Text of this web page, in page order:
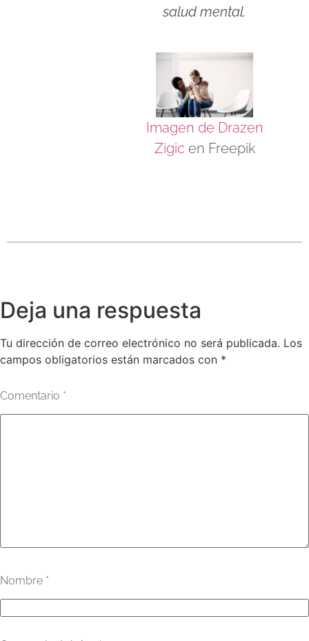
salud mental.
Imagen de Drazen
Zigic en Freepik
Deja una respuesta
Tu dirección de correo electrónico no será publicada. Los
campos obligatorios están marcados con *
Comentario *
Nombre *